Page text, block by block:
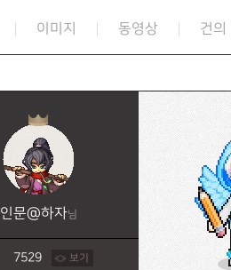
이미지 동영상 건의
인문@하자님
7529 보기